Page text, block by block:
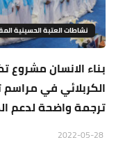
نشاطات العتبة الحسينية
بناء الانسان
الكربلائي في
ترجمة واضحة لدعم